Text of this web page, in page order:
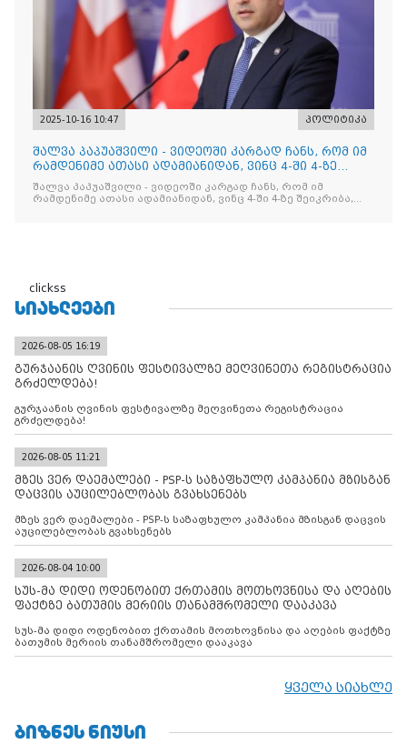
2025-10-16 10:47 პოლიტიკა
შალვა პაპუაშვილი - ვიდეოში კარგად ჩანს, რომ იმ
რამდენიმე ათასი ადამიანიდან, ვინც 4-ში 4-ზე
შეიკრიბა,
შალვა პაპუაშვილი - ვიდეოში კარგად ჩანს, რომ იმ
რამდენიმე ათასი ადამიანიდან, ვინც 4-ში 4-ზე შეიკრიბა,
clickss
ᲡᲘᲐᲮᲚᲔᲔᲑᲘ
2026-08-05 16:19
გურჯაანის ღვინის ფესტივალზე მეღვინეთა რეგისტრაცია
გრძელდება!
გურჯაანის ღვინის ფესტივალზე მეღვინეთა რეგისტრაცია
გრძელდება!
2026-08-05 11:21
მზეს ვერ დაემალები - PSP-ს საზაფხულო კამპანია მზისგან
დაცვის აუცილებლობას გვახსენებს
მზეს ვერ დაემალები - PSP-ს საზაფხულო კამპანია მზისგან დაცვის
აუცილებლობას გვახსენებს
2026-08-04 10:00
სუს-მა დიდი ოდენობით ქრთამის მოთხოვნისა და აღების
ფაქტზე ბათუმის მერიის თანამშრომელი დააკავა
სუს-მა დიდი ოდენობით ქრთამის მოთხოვნისა და აღების ფაქტზე
ბათუმის მერიის თანამშრომელი დააკავა
ყველა სიახლე
ᲑᲘᲖᲜᲔᲡ ᲜᲘᲣᲡᲘ